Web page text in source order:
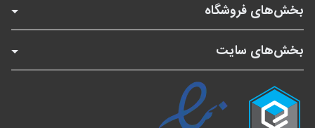
بخش‌های فروشگاه
بخش‌های سایت